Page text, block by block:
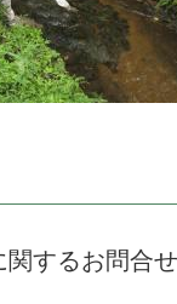
関するお問合